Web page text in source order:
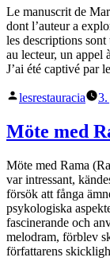
Le manuscrit de
dont l’auteur a
les descriptions
au lecteur, un appel
J’ai été captivé par
Posted
lesrestauracia 3.
Möte med
Möte med Rama
var intressant,
försök att fånga
psykologiska
fascinerande och
melodram, förblev
författarens